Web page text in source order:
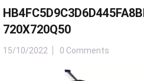
720X720Q50
15/10/2022 0 Comments